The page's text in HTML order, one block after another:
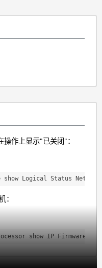
作上显示"已关闭"：
Logical Status
：
show IP